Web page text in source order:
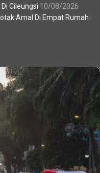
Cileungsi 10/08/2026
Amal Di Empat Rumah